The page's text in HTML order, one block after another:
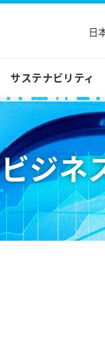
日
サステナビリティ
ジネ